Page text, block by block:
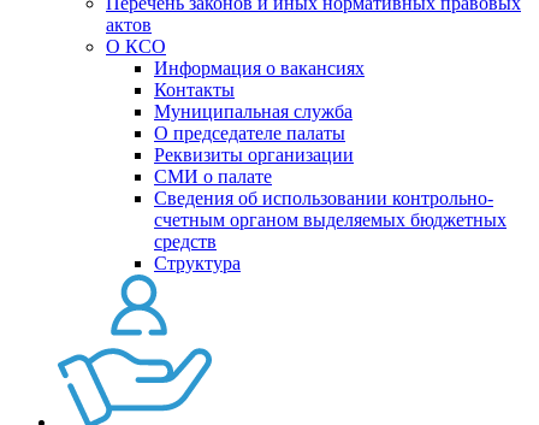
актов
О КСО
Информация о вакансиях
Контакты
Муниципальная служба
О председателе палаты
Реквизиты организации
СМИ о палате
Сведения об использовании контрольно-
счетным органом выделяемых бюджетных
средств
Структура